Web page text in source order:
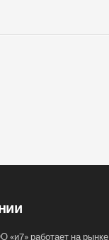
«и7» работает на рынке